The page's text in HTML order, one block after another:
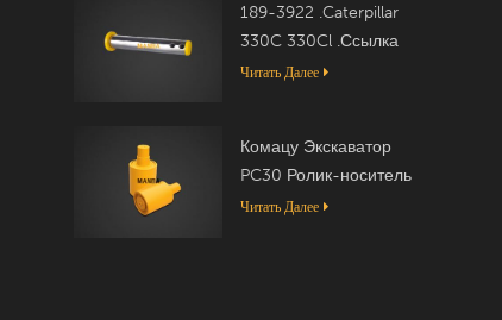
189-3922 .Caterpillar
330C 330Cl .Ссылка
Читать Далее
Комацу Экскаватор
PC30 Ролик-носитель
20T-30-00050
Читать Далее